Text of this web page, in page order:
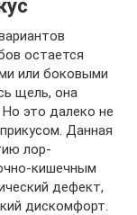
остается
или боковыми
щель, она
это далеко не
Данная
лор-
кишечным
дефект,
дискомфорт.